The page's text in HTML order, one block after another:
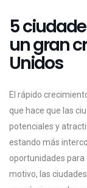
5
un gran
Unidos
El rápido
que hace que las
potenciales y
estando más
oportunidades para
motivo, las